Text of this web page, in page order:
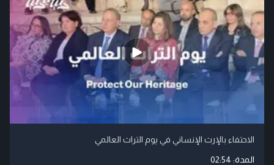
الاحتفاء بالإرث الإنساني في يوم التراث العالمي
المدة: 02:54